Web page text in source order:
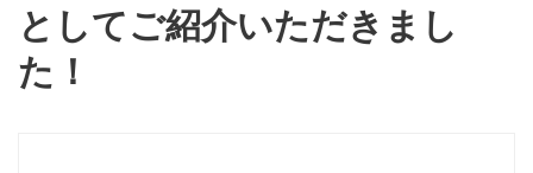
としてご紹介いただきまし
た！